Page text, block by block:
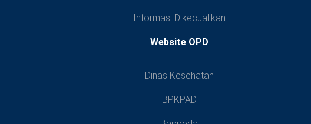
Informasi Dikecualikan
Website OPD
Dinas Kesehatan
BPKPAD